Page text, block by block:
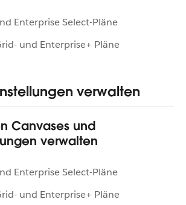
Enterprise Select-Pläne
und Enterprise+ Pläne
verwalten
Canvases und
verwalten
Enterprise Select-Pläne
und Enterprise+ Pläne